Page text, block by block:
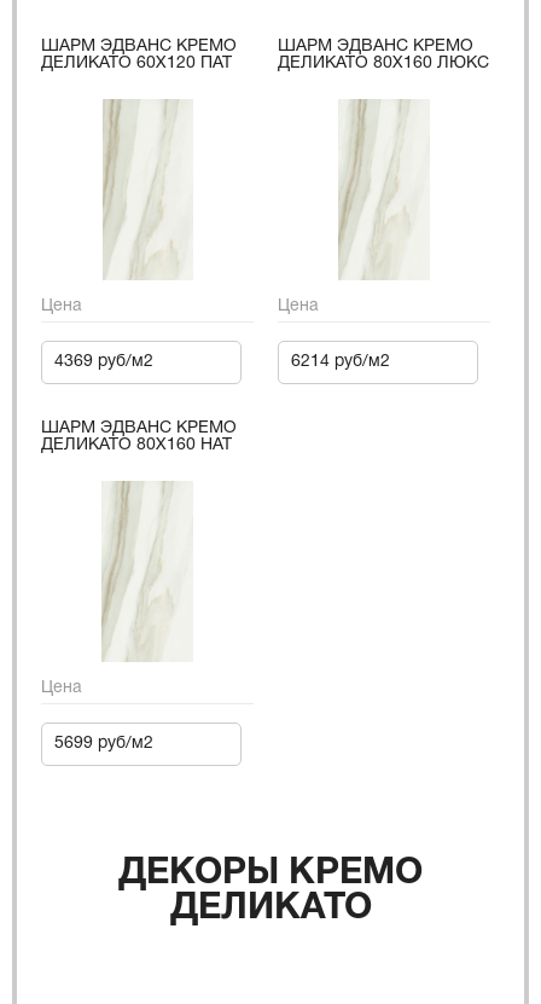
ШАРМ ЭДВАНС КРЕМО
ДЕЛИКАТО 60X120 ПАТ
Цена
4369 руб/м2
ШАРМ ЭДВАНС КРЕМО
ДЕЛИКАТО 80X160 ЛЮКС
Цена
6214 руб/м2
ШАРМ ЭДВАНС КРЕМО
ДЕЛИКАТО 80X160 НАТ
Цена
5699 руб/м2
ДЕКОРЫ КРЕМО
ДЕЛИКАТО